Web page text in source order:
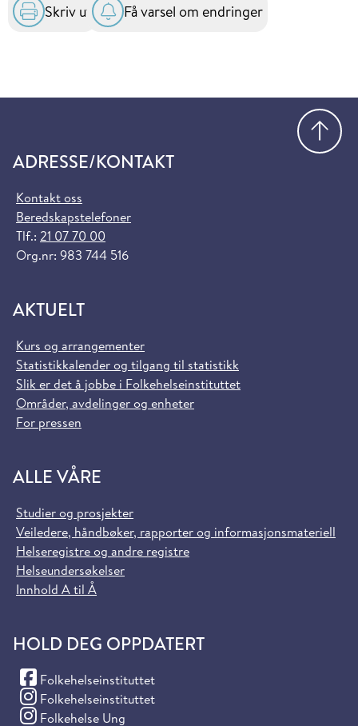
Skriv ut Få varsel om endringer
ADRESSE/KONTAKT
Kontakt oss
Beredskapstelefoner
Tlf.: 21 07 70 00
Org.nr: 983 744 516
AKTUELT
Kurs og arrangementer
Statistikkalender og tilgang til statistikk
Slik er det å jobbe i Folkehelseinstituttet
Områder, avdelinger og enheter
For pressen
ALLE VÅRE
Studier og prosjekter
Veiledere, håndbøker, rapporter og informasjonsmateriell
Helseregistre og andre registre
Helseundersøkelser
Innhold A til Å
HOLD DEG OPPDATERT
Folkehelseinstituttet
(Facebook)
Folkehelseinstituttet
(Instagram)
Folkehelse Ung
(Instagram)